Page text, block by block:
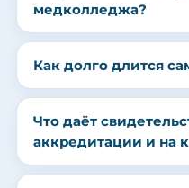
медколледжа?
Как долго длится
Что даёт
аккредитации и на